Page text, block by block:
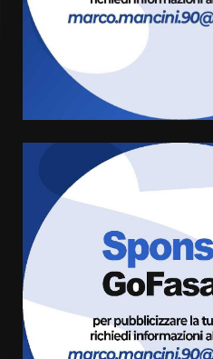
Serie D,
escluso
5 Agosto
Truffatori
frazioni
Residenti
scrivono al
cittadini di
5 Agosto